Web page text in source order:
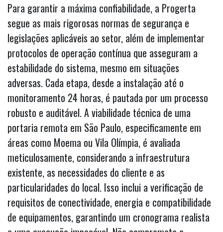
Para garantir a máxima confiabilidade, a Progerta
segue as mais rigorosas normas de segurança e
legislações aplicáveis ao setor, além de implementar
protocolos de operação contínua que asseguram a
estabilidade do sistema, mesmo em situações
adversas. Cada etapa, desde a instalação até o
monitoramento 24 horas, é pautada por um processo
robusto e auditável. A viabilidade técnica de uma
portaria remota em São Paulo, especificamente em
áreas como Moema ou Vila Olímpia, é avaliada
meticulosamente, considerando a infraestrutura
existente, as necessidades do cliente e as
particularidades do local. Isso inclui a verificação de
requisitos de conectividade, energia e compatibilidade
de equipamentos, garantindo um cronograma realista